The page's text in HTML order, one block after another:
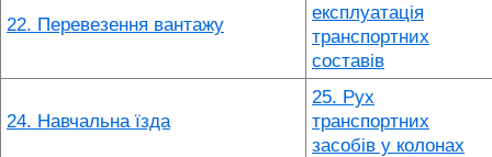
22. Перевезення вантажу
експлуатація
транспортних
составів
24. Навчальна їзда
25. Рух
транспортних
засобів у колонах